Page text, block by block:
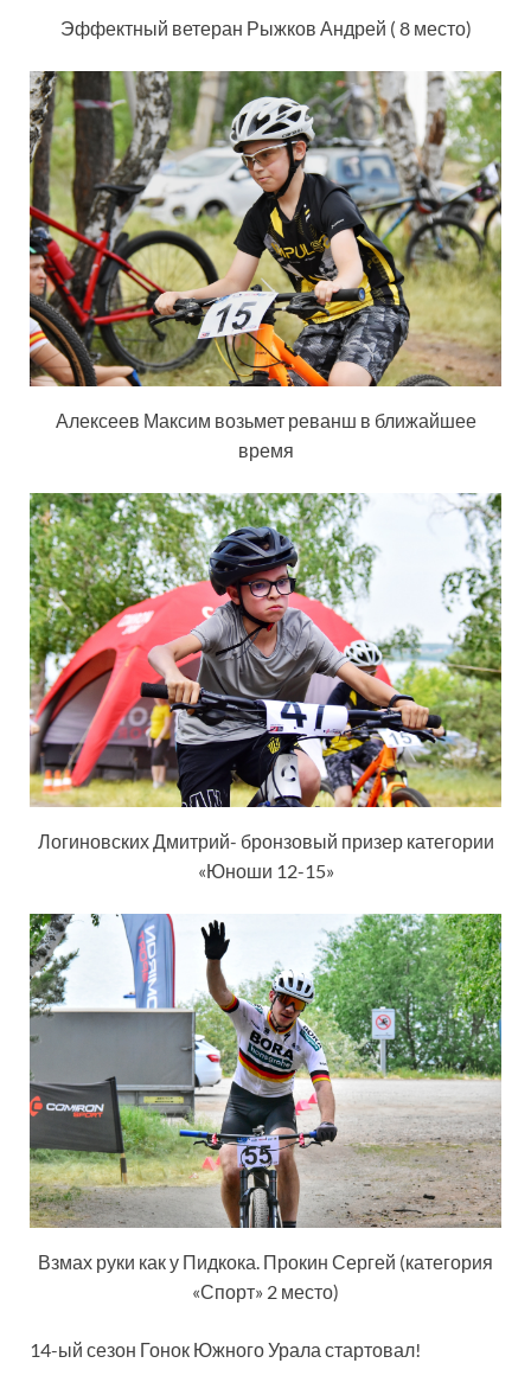
Эффектный ветеран Рыжков Андрей ( 8 место)
Алексеев Максим возьмет реванш в ближайшее
время
Логиновских Дмитрий- бронзовый призер категории
«Юноши 12-15»
Взмах руки как у Пидкока. Прокин Сергей (категория
«Спорт» 2 место)
14-ый сезон Гонок Южного Урала стартовал!